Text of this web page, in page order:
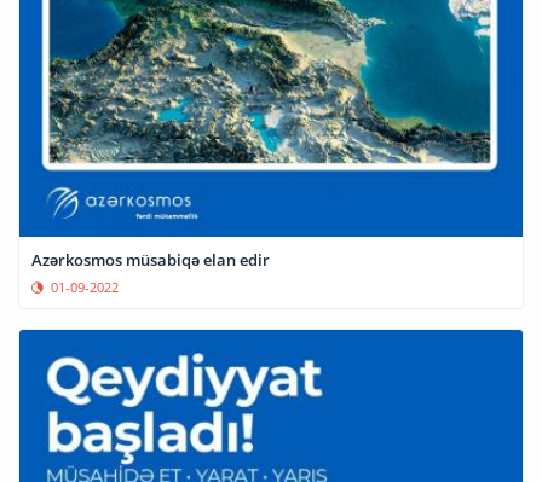
Azərkosmos müsabiqə elan edir
01-09-2022